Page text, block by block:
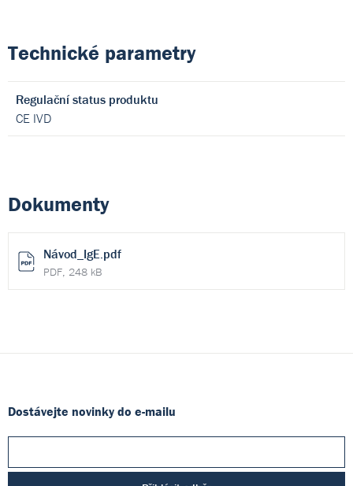
Technické parametry
Regulační status produktu
CE IVD
Dokumenty
Návod_IgE.pdf
PDF, 248 kB
Dostávejte novinky do e-mailu